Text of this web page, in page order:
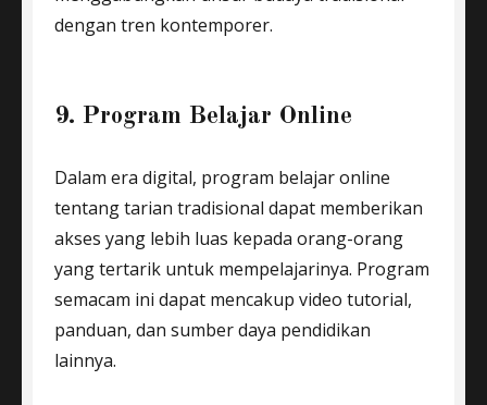
dengan tren kontemporer.
9. Program Belajar Online
Dalam era digital, program belajar online
tentang tarian tradisional dapat memberikan
akses yang lebih luas kepada orang-orang
yang tertarik untuk mempelajarinya. Program
semacam ini dapat mencakup video tutorial,
panduan, dan sumber daya pendidikan
lainnya.